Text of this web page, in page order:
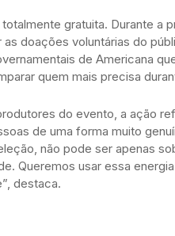
gratuita. Durante a
doações voluntárias do
de Americana
quem mais precisa
do evento, a ação
de uma forma muito
não pode ser apenas
Queremos usar essa
destaca.